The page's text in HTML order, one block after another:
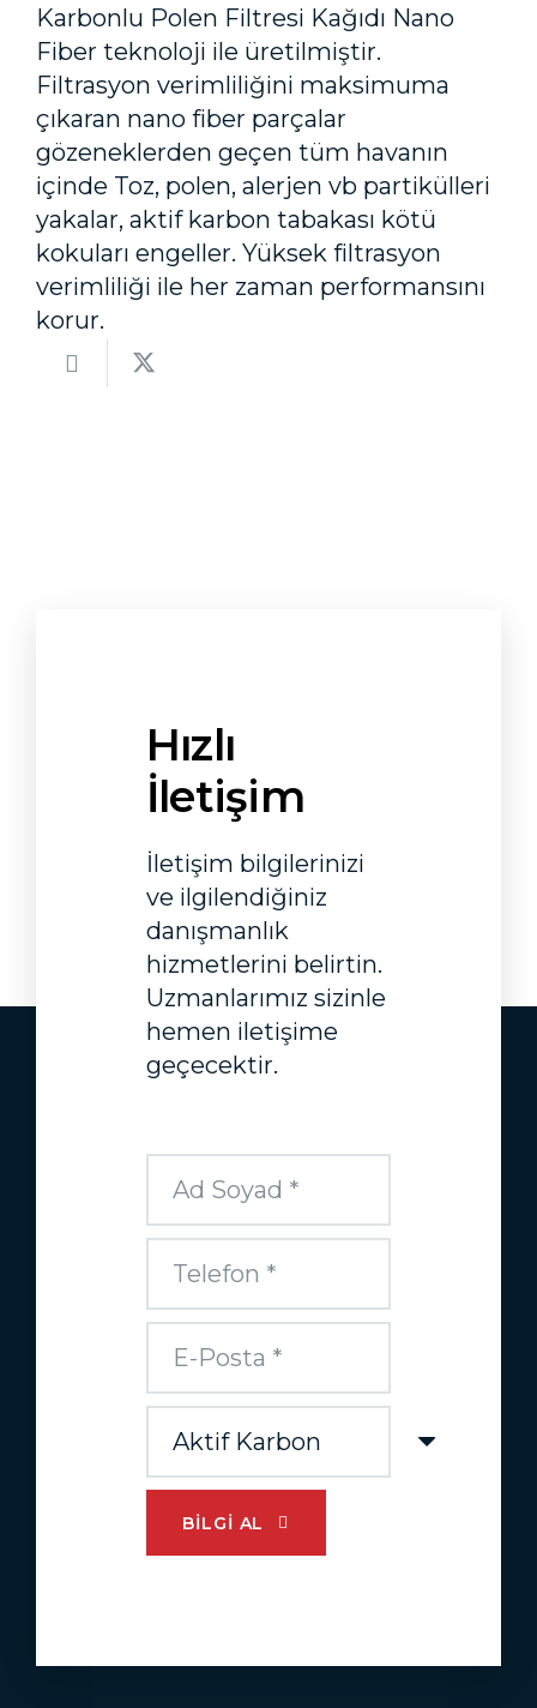
Karbonlu Polen Filtresi Kağıdı Nano
Fiber teknoloji ile üretilmiştir.
Filtrasyon verimliliğini maksimuma
çıkaran nano fiber parçalar
gözeneklerden geçen tüm havanın
içinde Toz, polen, alerjen vb partikülleri
yakalar, aktif karbon tabakası kötü
kokuları engeller. Yüksek filtrasyon
verimliliği ile her zaman performansını
korur.
Hızlı
İletişim
İletişim bilgilerinizi
ve ilgilendiğiniz
danışmanlık
hizmetlerini belirtin.
Uzmanlarımız sizinle
hemen iletişime
geçecektir.
BILGI AL